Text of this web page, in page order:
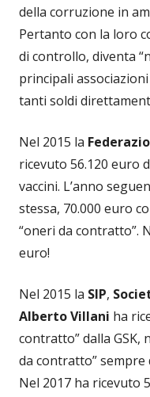
della corruzione in
Pertanto con la loro
di controllo, diventa
principali
tanti soldi
Nel 2015 la
ricevuto 56.120 euro
vaccini. L’anno
stessa, 70.000 euro
“oneri da contratto”.
euro!
Nel 2015 la SIP,
Alberto Villani ha
contratto” dalla GSK,
da contratto” sempre
Nel 2017 ha ricevuto